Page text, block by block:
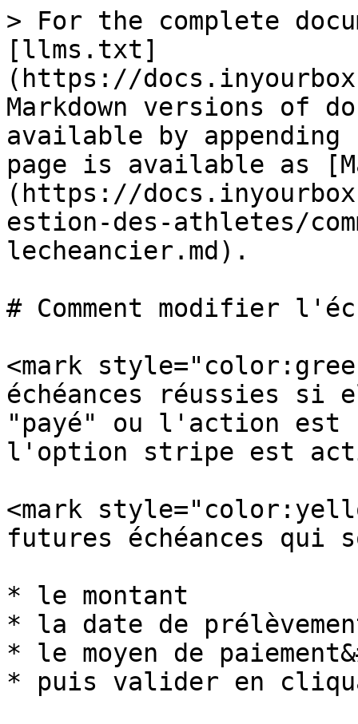
> For the complete
[llms.txt]
(https://
Markdown versions of
available by
page is available as
(https://
estion-des-athletes/
lecheancier.md).
# Comment modifier
<mark
échéances réussies si
"payé" ou l'action est
l'option stripe est
<mark
futures échéances qui
* le montant
* la date de
* le moyen de
* puis valider en